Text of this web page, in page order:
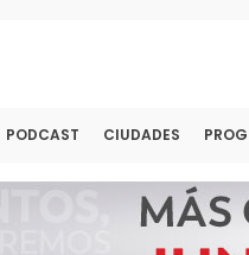
PODCAST CIUDADES